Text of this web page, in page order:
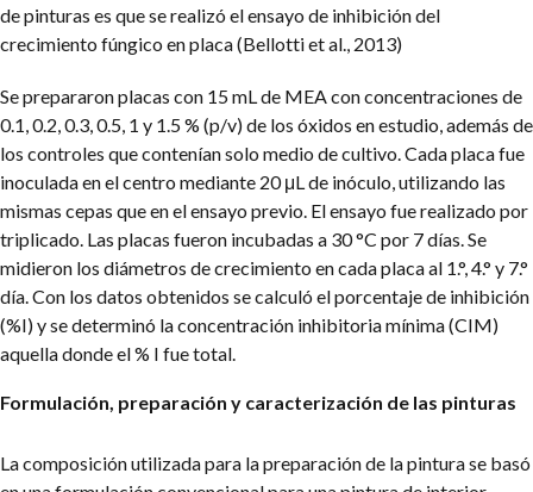
de pinturas es que se realizó el ensayo de inhibición del
crecimiento fúngico en placa (Bellotti et al., 2013)
Se prepararon placas con 15 mL de MEA con concentraciones de
0.1, 0.2, 0.3, 0.5, 1 y 1.5 % (p/v) de los óxidos en estudio, además de
los controles que contenían solo medio de cultivo. Cada placa fue
inoculada en el centro mediante 20 μL de inóculo, utilizando las
mismas cepas que en el ensayo previo. El ensayo fue realizado por
triplicado. Las placas fueron incubadas a 30 °C por 7 días. Se
midieron los diámetros de crecimiento en cada placa al 1.°, 4.° y 7.°
día. Con los datos obtenidos se calculó el porcentaje de inhibición
(%I) y se determinó la concentración inhibitoria mínima (CIM)
aquella donde el % I fue total.
Formulación, preparación y caracterización de las pinturas
La composición utilizada para la preparación de la pintura se basó